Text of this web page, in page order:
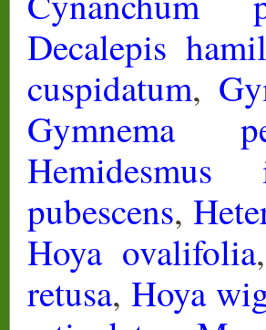
Decalepis
cuspidatum,
Gymnema
Hemidesmus
pubescens,
Hoya ovalifolia
retusa, Hoya